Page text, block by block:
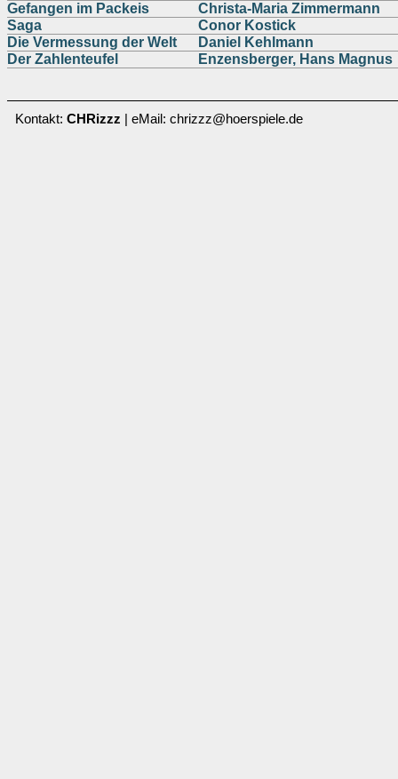
Gefangen im Packeis
Christa-Maria Zimmermann
Saga
Conor Kostick
Die Vermessung der Welt
Daniel Kehlmann
Der Zahlenteufel
Enzensberger, Hans Magnus
Kontakt: CHRizzz | eMail: chrizzz@hoerspiele.de